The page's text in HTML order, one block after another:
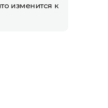
изменится к